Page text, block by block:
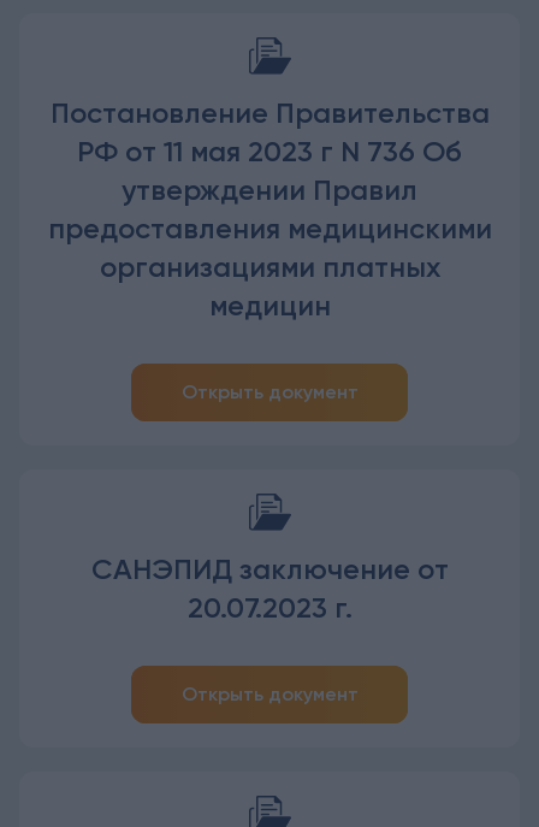
Постановление Правительства
РФ от 11 мая 2023 г N 736 Об
утверждении Правил
предоставления медицинскими
организациями платных
медицин
Открыть документ
САНЭПИД заключение от
20.07.2023 г.
Открыть документ